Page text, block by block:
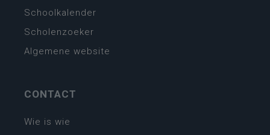
Schoolkalender
Scholenzoeker
Algemene website
CONTACT
Wie is wie